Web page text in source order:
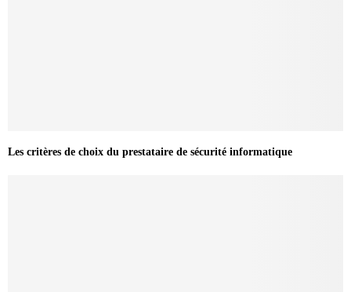
Les critères de choix du prestataire de sécurité informatique